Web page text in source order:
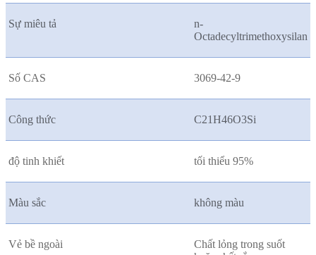
Sự miêu tả
n-
Octadecyltrimethoxysilan
Số CAS 3069-42-9
Công thức C21H46O3Si
độ tinh khiết tối thiểu 95%
Màu sắc không màu
Vẻ bề ngoài
Chất lỏng trong suốt